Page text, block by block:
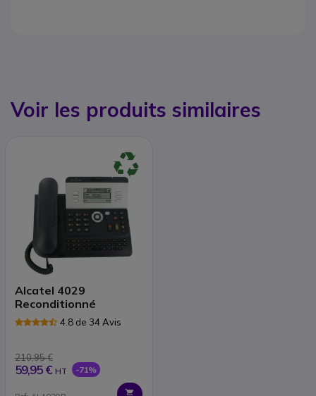
Voir les produits similaires
Alcatel 4029
Reconditionné
4.8 de 34 Avis
210,95 €
59,95 € HT -71%